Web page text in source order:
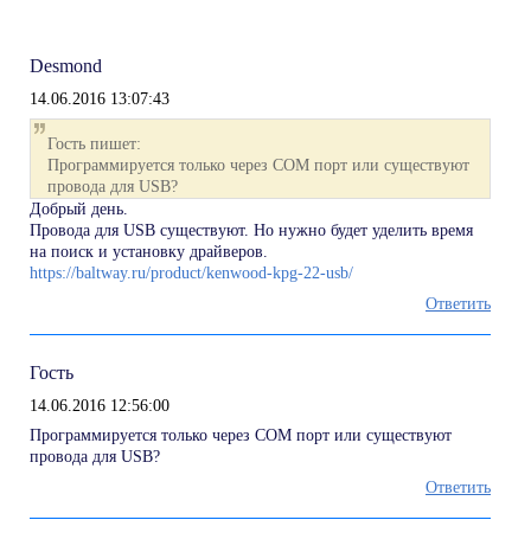
Desmond
14.06.2016 13:07:43
Гость пишет:
Программируется только через COM порт или существуют
провода для USB?
Добрый день.
Провода для USB существуют. Но нужно будет уделить время
на поиск и установку драйверов.
https://baltway.ru/product/kenwood-kpg-22-usb/
Ответить
Гость
14.06.2016 12:56:00
Программируется только через COM порт или существуют
провода для USB?
Ответить